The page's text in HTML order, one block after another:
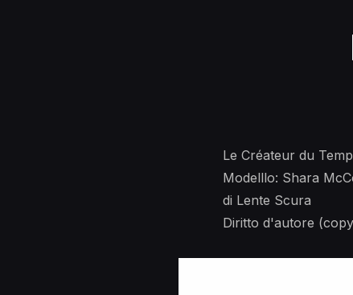
Le Créateur du
Modelllo: Shara
di Lente Scura
Diritto d'autore